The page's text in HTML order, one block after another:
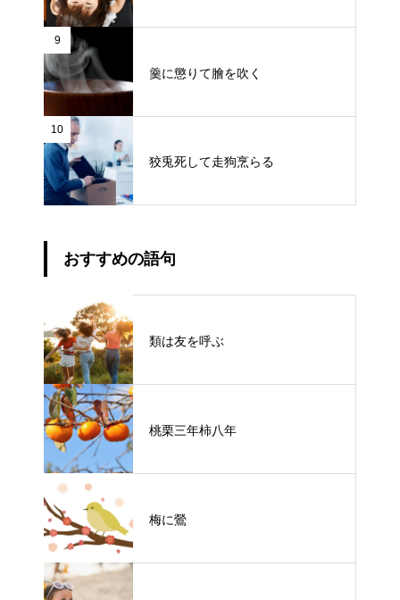
9
羹に懲りて膾を吹く
10
狡兎死して走狗烹らる
おすすめの語句
類は友を呼ぶ
桃栗三年柿八年
梅に鶯